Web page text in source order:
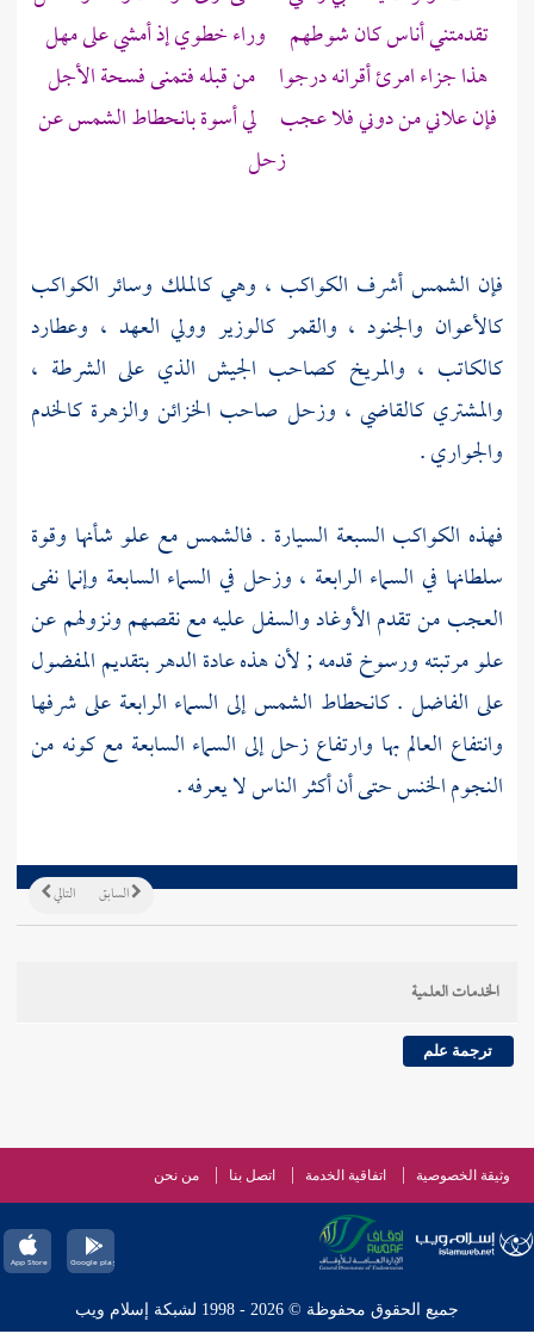
تقدمتني أناس كان شوطهم وراء خطوي إذ أمشي على مهل
هذا جزاء امرئ أقرانه درجوا من قبله فتمنى فسحة الأجل
فإن علاني من دوني فلا عجب لي أسوة بانحطاط الشمس عن
زحل
فإن الشمس أشرف الكواكب ، وهي كالملك وسائر الكواكب
كالأعوان والجنود ، والقمر كالوزير وولي العهد ، وعطارد
كالكاتب ، والمريخ كصاحب الجيش الذي على الشرطة ،
والمشتري كالقاضي ، وزحل صاحب الخزائن والزهرة كالخدم
والجواري .
فهذه الكواكب السبعة السيارة . فالشمس مع علو شأنها وقوة
سلطانها في السماء الرابعة ، وزحل في السماء السابعة وإنما نفى
العجب من تقدم الأوغاد والسفل عليه مع نقصهم ونزولهم عن
علو مرتبته ورسوخ قدمه ; لأن هذه عادة الدهر بتقديم المفضول
على الفاضل . كانحطاط الشمس إلى السماء الرابعة على شرفها
وانتفاع العالم بها وارتفاع زحل إلى السماء السابعة مع كونه من
النجوم الخنس حتى أن أكثر الناس لا يعرفه .
التالي السابق
الخدمات العلمية
ترجمة علم
وثيقة الخصوصية اتفاقية الخدمة اتصل بنا من نحن
جميع الحقوق محفوظة © 2026 - 1998 لشبكة إسلام ويب